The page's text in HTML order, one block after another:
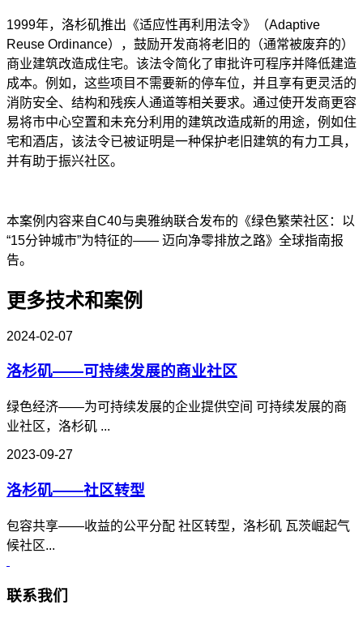
1999年，洛杉矶推出《适应性再利用法令》（Adaptive
Reuse Ordinance），鼓励开发商将老旧的（通常被废弃的）
商业建筑改造成住宅。该法令简化了审批许可程序并降低建造
成本。例如，这些项目不需要新的停车位，并且享有更灵活的
消防安全、结构和残疾人通道等相关要求。通过使开发商更容
易将市中心空置和未充分利用的建筑改造成新的用途，例如住
宅和酒店，该法令已被证明是一种保护老旧建筑的有力工具，
并有助于振兴社区。
本案例内容来自C40与奥雅纳联合发布的《绿色繁荣社区：以
“15分钟城市”为特征的—— 迈向净零排放之路》全球指南报
告。
更多技术和案例
2024-02-07
洛杉矶——可持续发展的商业社区
绿色经济——为可持续发展的企业提供空间 可持续发展的商
业社区，洛杉矶 ...
2023-09-27
洛杉矶——社区转型
包容共享——收益的公平分配 社区转型，洛杉矶 瓦茨崛起气
候社区...
联系我们